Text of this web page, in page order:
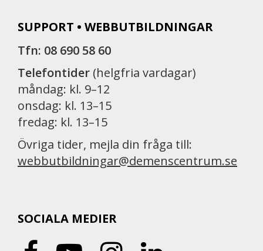
SUPPORT • WEBBUTBILDNINGAR
Tfn: 08 690 58 60
Telefontider (helgfria vardagar)
måndag: kl. 9–12
onsdag: kl. 13–15
fredag: kl. 13–15
Övriga tider, mejla din fråga till:
webbutbildningar@demenscentrum.se
SOCIALA MEDIER